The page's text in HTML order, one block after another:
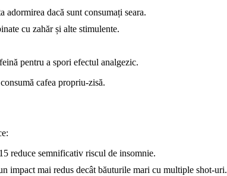
dacă sunt consumați seara.
cu zahăr și alte stimulente.
pentru a spori efectul analgezic.
cafea propriu-zisă.
reduce semnificativ riscul de insomnie.
impact mai redus decât băuturile mari cu multiple shot-uri.